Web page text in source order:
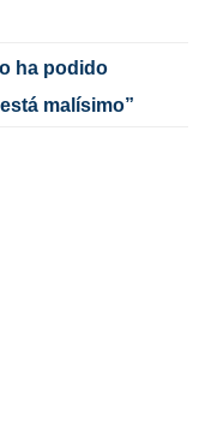
ha podido
malísimo”